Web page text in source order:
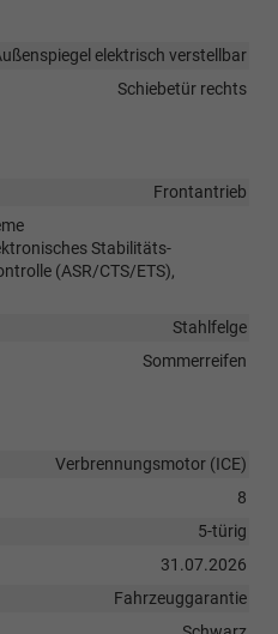
elektrisch verstellbar
Schiebetür rechts
Frontantrieb
Stabilitäts-
(ASR/CTS/ETS),
Stahlfelge
Sommerreifen
Verbrennungsmotor (ICE)
8
5-türig
31.07.2026
Fahrzeuggarantie